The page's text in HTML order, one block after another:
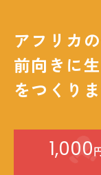
アフリカ
前向きに
をつくり
1,000